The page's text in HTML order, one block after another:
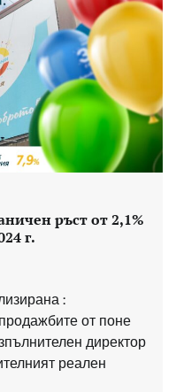
ръст от 2,1%
г.
:
от поне
директор
реален